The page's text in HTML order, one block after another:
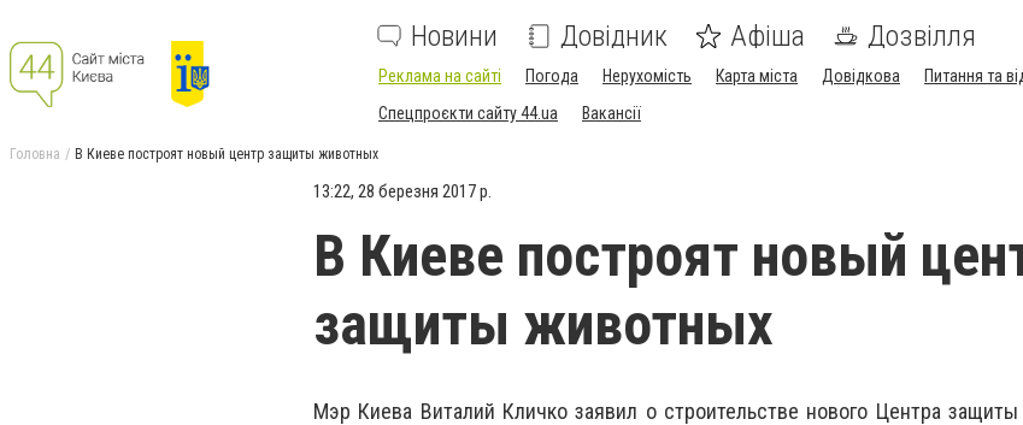
Новини Довідник Афіша Дозвілля
Реклама на сайті Погода Нерухомість Карта міста Довідкова Питання та
Спецпроєкти сайту 44.ua
Вакансії
Головна В Киеве построят новый центр защиты животных
13:22, 28 березня 2017 р.
В Киеве построят новый
защиты животных
Мэр Киева Виталий Кличко заявил о строительстве нового Центра